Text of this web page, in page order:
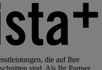
die auf Ihre
sind. Als Ihr Partner